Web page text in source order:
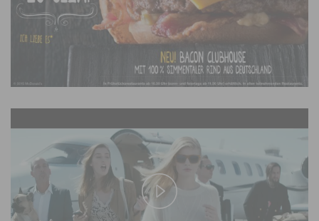
Play